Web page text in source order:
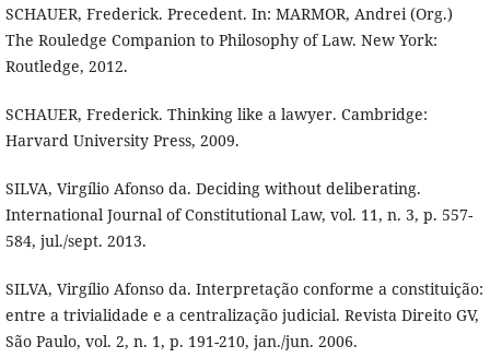
SCHAUER, Frederick. Precedent. In: MARMOR, Andrei (Org.)
The Rouledge Companion to Philosophy of Law. New York:
Routledge, 2012.
SCHAUER, Frederick. Thinking like a lawyer. Cambridge:
Harvard University Press, 2009.
SILVA, Virgílio Afonso da. Deciding without deliberating.
International Journal of Constitutional Law, vol. 11, n. 3, p. 557-
584, jul./sept. 2013.
SILVA, Virgílio Afonso da. Interpretação conforme a constituição:
entre a trivialidade e a centralização judicial. Revista Direito GV,
São Paulo, vol. 2, n. 1, p. 191-210, jan./jun. 2006.